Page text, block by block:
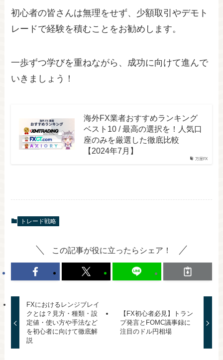
初心者の皆さんは無理をせず、少額取引やデモト
レードで経験を積むことをお勧めします。
一歩ずつ学びを重ねながら、成功に向けて進んで
いきましょう！
万屋FX
海外FX業者おすすめランキング
ベスト10 / 最高の選択を！人気口
座のみを厳選した徹底比較
【2024年7月】
トレード戦略
この記事が役に立ったらシェア！
FXにおけるレンジブレイ
クとは？見方・種類・設
定値・使い方や手法など
を初心者に向けて徹底解
説
【FX初心者必見】トラン
プ発言とFOMC議事録に
注目のドル円相場